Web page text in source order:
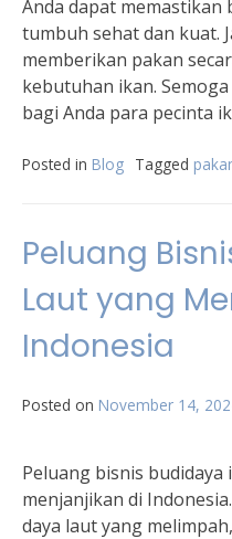
Anda dapat memastikan
tumbuh sehat dan kuat.
memberikan pakan
kebutuhan ikan.
bagi Anda para pecinta
Posted in Blog Tagged
Peluang
Laut yang
Indonesia
Posted on November 14,
Peluang bisnis
menjanjikan di
daya laut yang